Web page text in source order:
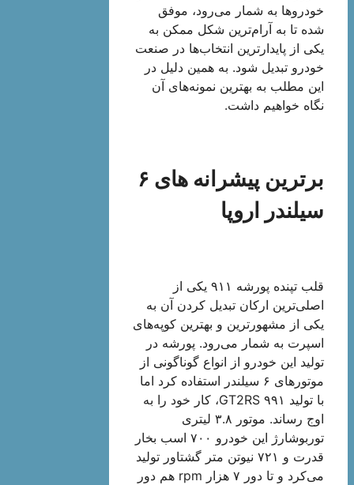
خودروها به شمار می‌رود، موفق
شده تا به‌ آرام‌ترین شکل ممکن به
یکی از پایدارترین انتخاب‌ها در صنعت
خودرو تبدیل شود. به همین دلیل در
این مطلب به بهترین‌ نمونه‌های آن
نگاه خواهیم داشت.
برترین پیشرانه های ۶
سیلندر اروپا
قلب تپنده پورشه ۹۱۱ یکی از
اصلی‌ترین ارکان تبدیل کردن آن به
یکی از مشهورترین و بهترین کوپه‌های
اسپرت به شمار می‌‌رود. پورشه در
تولید این خودرو از انواع گوناگونی از
موتورهای ۶ سیلندر استفاده کرد اما
با تولید ۹۹۱ GT2RS، کار خود را به
اوج رساند. موتور ۳.۸ لیتری
توربوشارژ این خودرو ۷۰۰ اسب بخار
قدرت و ۷۲۱ نیوتن متر گشتاور تولید
می‌کرد و تا دور ۷ هزار rpm هم دور